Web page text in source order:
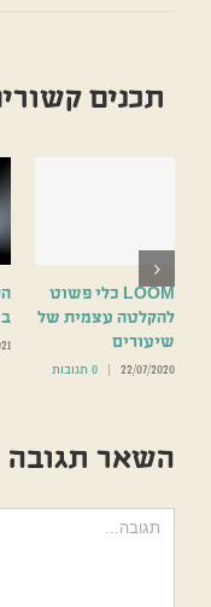
תכנים
LOOM כלי פשוט
להקלטה עצמית של
שיעורים
22/07/2020
| 0 תגובות
השאר תגובה